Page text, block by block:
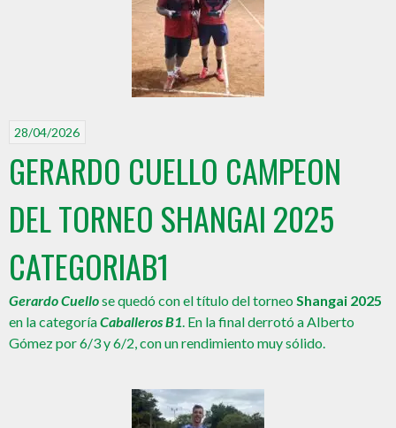
28/04/2026
GERARDO CUELLO CAMPEON
DEL TORNEO SHANGAI 2025
CATEGORIAB1
Gerardo Cuellose quedó con el título del torneo Shangai 2025
en la categoríaCaballeros B1 . En la final derrotó a Alberto
Gómez por 6/3 y 6/2, con un rendimiento muy sólido.